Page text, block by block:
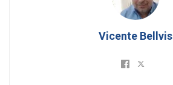
Vicente Bellvis